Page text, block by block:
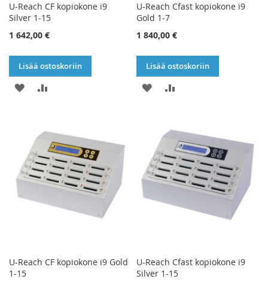
U-Reach CF kopiokone i9
Silver 1-15
1 642,00 €
Lisää ostoskoriin
LISÄÄ
U-Reach Cfast kopiokone i9
Gold 1-7
1 840,00 €
Lisää ostoskoriin
LISÄÄ
U-Reach CF kopiokone i9 Gold
1-15
U-Reach Cfast kopiokone i9
Silver 1-15